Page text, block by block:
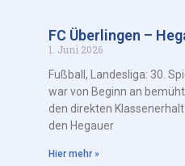
FC Überlingen –
1. Juni 2026
Fußball, Landesliga: 30.
war von Beginn an
den direkten
den Hegauer
Hier mehr »